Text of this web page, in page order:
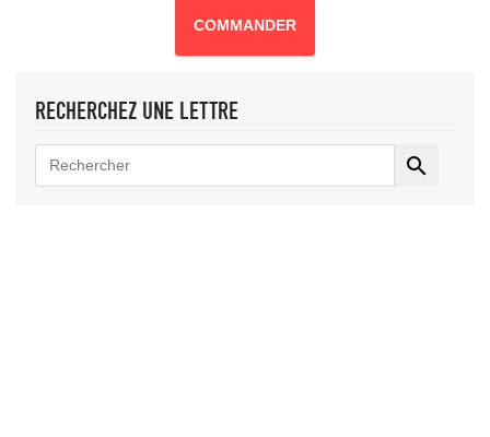
COMMANDER
RECHERCHEZ UNE LETTRE
